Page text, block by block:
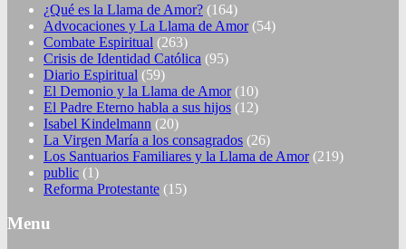
¿Qué es la Llama de Amor? (164)
Advocaciones y La Llama de Amor(54)
Combate Espiritual (263)
Crisis de Identidad Católica (95)
Diario Espiritual (59)
El Demonio y la Llama de Amor(10)
El Padre Eterno habla a sus hijos (12)
Isabel Kindelmann (20)
La Virgen María a los consagrados (26)
Los Santuarios Familiares y la Llama de Amor(219)
public (1)
Reforma Protestante (15)
Menu